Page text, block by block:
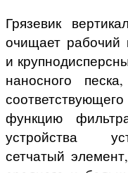
Грязевик
очищает рабочий
и
наносного
функцию
устройства
сетчатый